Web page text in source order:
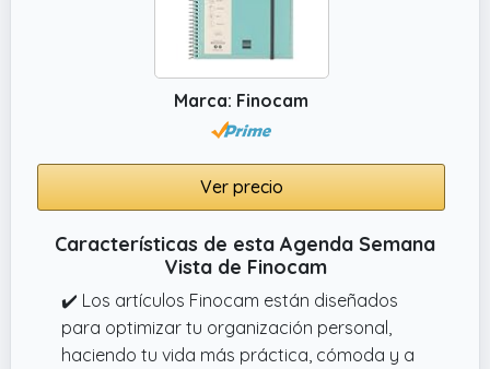
Marca: Finocam
Ver precio
Características de esta Agenda Semana
Vista de Finocam
✔️ Los artículos Finocam están diseñados
para optimizar tu organización personal,
haciendo tu vida más práctica, cómoda y a